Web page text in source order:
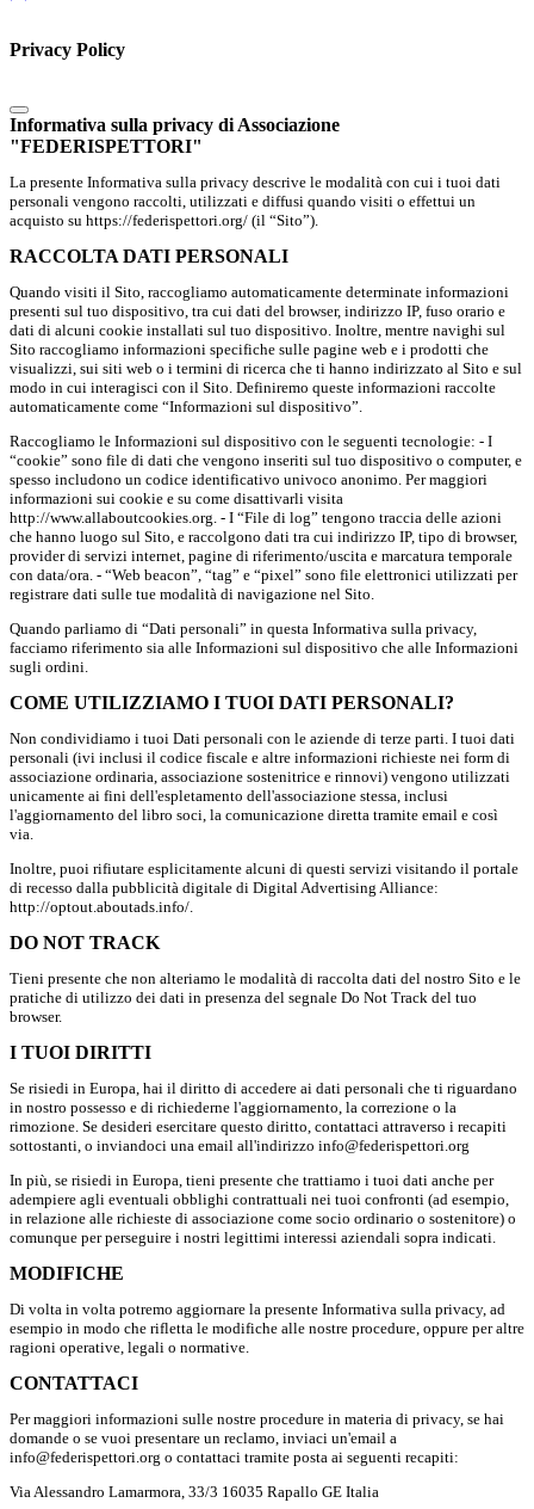
Privacy Policy
Informativa sulla privacy di Associazione
"FEDERISPETTORI"
La presente Informativa sulla privacy descrive le modalità con cui i tuoi dati
personali vengono raccolti, utilizzati e diffusi quando visiti o effettui un
acquisto su https://federispettori.org/ (il “Sito”).
RACCOLTA DATI PERSONALI
Quando visiti il Sito, raccogliamo automaticamente determinate informazioni
presenti sul tuo dispositivo, tra cui dati del browser, indirizzo IP, fuso orario e
dati di alcuni cookie installati sul tuo dispositivo. Inoltre, mentre navighi sul
Sito raccogliamo informazioni specifiche sulle pagine web e i prodotti che
visualizzi, sui siti web o i termini di ricerca che ti hanno indirizzato al Sito e sul
modo in cui interagisci con il Sito. Definiremo queste informazioni raccolte
automaticamente come “Informazioni sul dispositivo”.
Raccogliamo le Informazioni sul dispositivo con le seguenti tecnologie: - I
“cookie” sono file di dati che vengono inseriti sul tuo dispositivo o computer, e
spesso includono un codice identificativo univoco anonimo. Per maggiori
informazioni sui cookie e su come disattivarli visita
http://www.allaboutcookies.org. - I “File di log” tengono traccia delle azioni
che hanno luogo sul Sito, e raccolgono dati tra cui indirizzo IP, tipo di browser,
provider di servizi internet, pagine di riferimento/uscita e marcatura temporale
con data/ora. - “Web beacon”, “tag” e “pixel” sono file elettronici utilizzati per
registrare dati sulle tue modalità di navigazione nel Sito.
Quando parliamo di “Dati personali” in questa Informativa sulla privacy,
facciamo riferimento sia alle Informazioni sul dispositivo che alle Informazioni
sugli ordini.
COME UTILIZZIAMO I TUOI DATI PERSONALI?
Non condividiamo i tuoi Dati personali con le aziende di terze parti. I tuoi dati
personali (ivi inclusi il codice fiscale e altre informazioni richieste nei form di
associazione ordinaria, associazione sostenitrice e rinnovi) vengono utilizzati
unicamente ai fini dell'espletamento dell'associazione stessa, inclusi
l'aggiornamento del libro soci, la comunicazione diretta tramite email e così
via.
Inoltre, puoi rifiutare esplicitamente alcuni di questi servizi visitando il portale
di recesso dalla pubblicità digitale di Digital Advertising Alliance:
http://optout.aboutads.info/.
DO NOT TRACK
Tieni presente che non alteriamo le modalità di raccolta dati del nostro Sito e le
pratiche di utilizzo dei dati in presenza del segnale Do Not Track del tuo
browser.
I TUOI DIRITTI
Se risiedi in Europa, hai il diritto di accedere ai dati personali che ti riguardano
in nostro possesso e di richiederne l'aggiornamento, la correzione o la
rimozione. Se desideri esercitare questo diritto, contattaci attraverso i recapiti
sottostanti, o inviandoci una email all'indirizzo info@federispettori.org
In più, se risiedi in Europa, tieni presente che trattiamo i tuoi dati anche per
adempiere agli eventuali obblighi contrattuali nei tuoi confronti (ad esempio,
in relazione alle richieste di associazione come socio ordinario o sostenitore) o
comunque per perseguire i nostri legittimi interessi aziendali sopra indicati.
MODIFICHE
Di volta in volta potremo aggiornare la presente Informativa sulla privacy, ad
esempio in modo che rifletta le modifiche alle nostre procedure, oppure per altre
ragioni operative, legali o normative.
CONTATTACI
Per maggiori informazioni sulle nostre procedure in materia di privacy, se hai
domande o se vuoi presentare un reclamo, inviaci un'email a
info@federispettori.org o contattaci tramite posta ai seguenti recapiti:
Via Alessandro Lamarmora, 33/3 16035 Rapallo GE Italia